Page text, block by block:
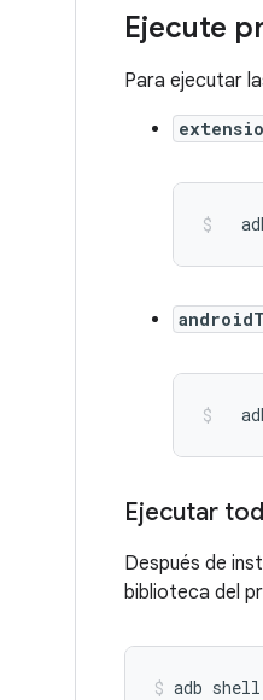
Ejecute
Para ejecutar
Ejecutar
Después de
biblioteca del
adb